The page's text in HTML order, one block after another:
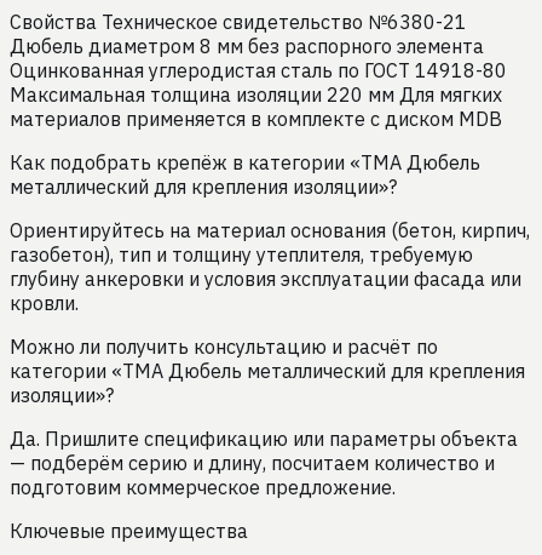
Свойства Техническое свидетельство №6380-21
Дюбель диаметром 8 мм без распорного элемента
Оцинкованная углеродистая сталь по ГОСТ 14918-80
Максимальная толщина изоляции 220 мм Для мягких
материалов применяется в комплекте с диском MDB
Как подобрать крепёж в категории «TMA Дюбель
металлический для крепления изоляции»?
Ориентируйтесь на материал основания (бетон, кирпич,
газобетон), тип и толщину утеплителя, требуемую
глубину анкеровки и условия эксплуатации фасада или
кровли.
Можно ли получить консультацию и расчёт по
категории «TMA Дюбель металлический для крепления
изоляции»?
Да. Пришлите спецификацию или параметры объекта
— подберём серию и длину, посчитаем количество и
подготовим коммерческое предложение.
Ключевые преимущества